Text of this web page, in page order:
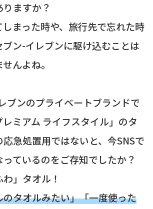
ますか？
まった時や、旅行先で忘れた時
ン-イレブンに駆け込むことは
んよね。
ブンのプライベートブランドで
ミアム ライフスタイル」のタ
急処置用ではないと、今SNSで
ているのをご存知でしたか？
」タオル！
タオルみたい」「一度使った